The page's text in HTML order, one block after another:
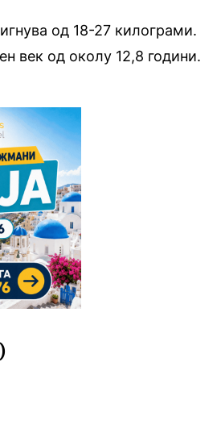
од 18-27 килограми.
век од околу 12,8 години.